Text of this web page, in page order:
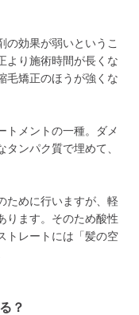
の効果が弱いというこ
より施術時間が長くな
毛矯正のほうが強くな
トメントの一種。ダメ
ンパク質で埋めて、
ために行いますが、軽
ります。そのため酸性
トレートには「髪の空
？